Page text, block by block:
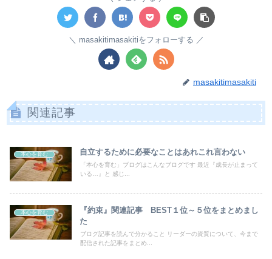
masakitimasakitiをフォローする
masakitimasakiti
関連記事
本心を育む 自立するために必要なことはあれこれ言わない
「本心を育む」ブログはこんなブログです 最近『成長が止まって
いる…』と 感じ...
本心を育む
『約束』関連記事 BEST１位～５位をまとめまし
た
ブログ記事を読んで分かること リーダーの資質について、今まで
配信された記事をまとめ...